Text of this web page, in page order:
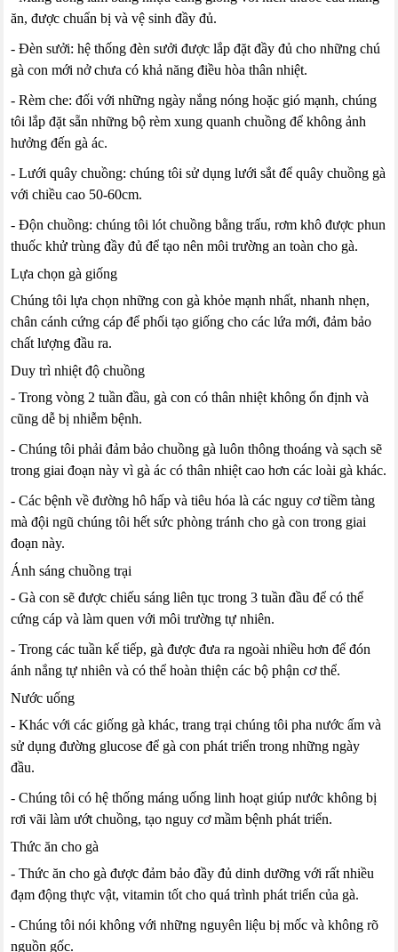
ăn, được chuẩn bị và vệ sinh đầy đủ.
- Đèn sưởi: hệ thống đèn sưởi được lắp đặt đầy đủ cho những chú
gà con mới nở chưa có khả năng điều hòa thân nhiệt.
- Rèm che: đối với những ngày nắng nóng hoặc gió mạnh, chúng
tôi lắp đặt sẵn những bộ rèm xung quanh chuồng để không ảnh
hưởng đến gà ác.
- Lưới quây chuồng: chúng tôi sử dụng lưới sắt để quây chuồng gà
với chiều cao 50-60cm.
- Độn chuồng: chúng tôi lót chuồng bằng trấu, rơm khô được phun
thuốc khử trùng đầy đủ để tạo nên môi trường an toàn cho gà.
Lựa chọn gà giống
Chúng tôi lựa chọn những con gà khỏe mạnh nhất, nhanh nhẹn,
chân cánh cứng cáp để phối tạo giống cho các lứa mới, đảm bảo
chất lượng đầu ra.
Duy trì nhiệt độ chuồng
- Trong vòng 2 tuần đầu, gà con có thân nhiệt không ổn định và
cũng dễ bị nhiễm bệnh.
- Chúng tôi phải đảm bảo chuồng gà luôn thông thoáng và sạch sẽ
trong giai đoạn này vì gà ác có thân nhiệt cao hơn các loài gà khác.
- Các bệnh về đường hô hấp và tiêu hóa là các nguy cơ tiềm tàng
mà đội ngũ chúng tôi hết sức phòng tránh cho gà con trong giai
đoạn này.
Ánh sáng chuồng trại
- Gà con sẽ được chiếu sáng liên tục trong 3 tuần đầu để có thể
cứng cáp và làm quen với môi trường tự nhiên.
- Trong các tuần kế tiếp, gà được đưa ra ngoài nhiều hơn để đón
ánh nắng tự nhiên và có thể hoàn thiện các bộ phận cơ thể.
Nước uống
- Khác với các giống gà khác, trang trại chúng tôi pha nước ấm và
sử dụng đường glucose để gà con phát triển trong những ngày
đầu.
- Chúng tôi có hệ thống máng uống linh hoạt giúp nước không bị
rơi vãi làm ướt chuồng, tạo nguy cơ mầm bệnh phát triển.
Thức ăn cho gà
- Thức ăn cho gà được đảm bảo đầy đủ dinh dưỡng với rất nhiều
đạm động thực vật, vitamin tốt cho quá trình phát triển của gà.
- Chúng tôi nói không với những nguyên liệu bị mốc và không rõ
nguồn gốc.